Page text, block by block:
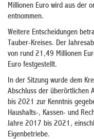
Millionen Euro wird aus der
entnommen.
Weitere Entscheidungen
Tauber-Kreises. Der
von rund 21,49 Millionen
Euro festgestellt.
In der Sitzung wurde dem
Abschluss der überörtlichen
bis 2021 zur Kenntnis
Haushalts-, Kassen- und
Jahre 2017 bis 2021,
Eigenbetriebe.